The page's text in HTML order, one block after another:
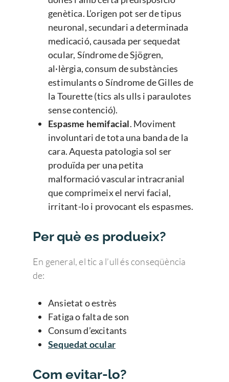
genètica. L’origen pot ser de tipus
neuronal, secundari a determinada
medicació, causada per sequedat
ocular, Síndrome de Sjögren,
al·lèrgia, consum de substàncies
estimulants o Síndrome de Gilles de
la Tourette (tics als ulls i paraulotes
sense contenció).
Espasme hemifacial. Moviment
involuntari de tota una banda de la
cara. Aquesta patologia sol ser
produïda per una petita
malformació vascular intracranial
que comprimeix el nervi facial,
irritant-lo i provocant els espasmes.
Per què es produeix?
En general, el tic a l’ull és conseqüència
de:
Ansietat o estrès
Fatiga o falta de son
Consum d’excitants
Sequedat ocular
Com evitar-lo?